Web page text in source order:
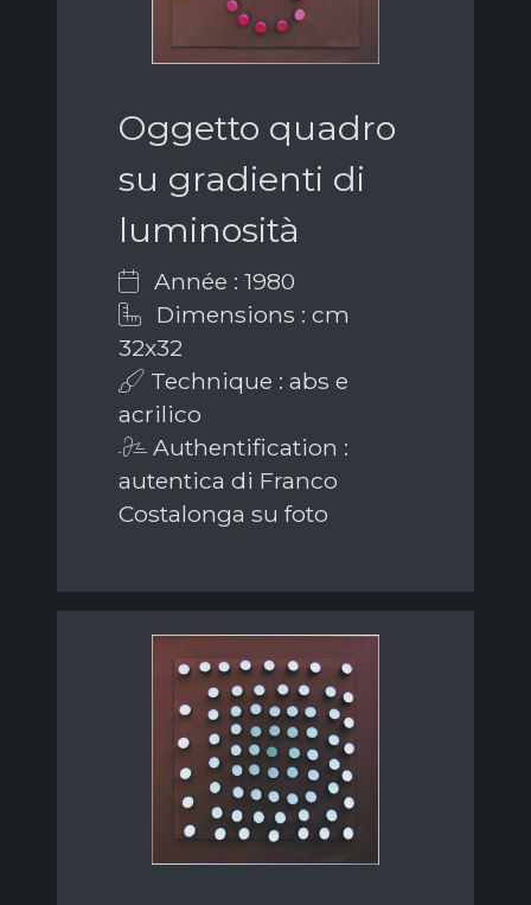
Oggetto quadro
su gradienti di
luminosità
Année : 1980
Dimensions : cm
32x32
Technique : abs e
acrilico
Authentification :
autentica di Franco
Costalonga su foto